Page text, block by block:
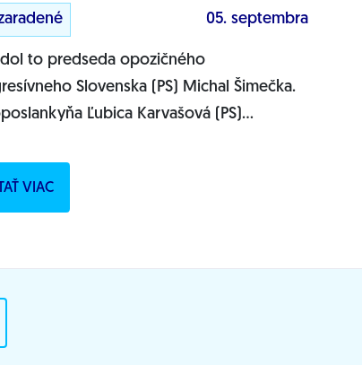
05. septembra
to predseda opozičného
Slovenska (PS) Michal Šimečka.
Ľubica Karvašová (PS)
ktoré im vláda...
VIAC